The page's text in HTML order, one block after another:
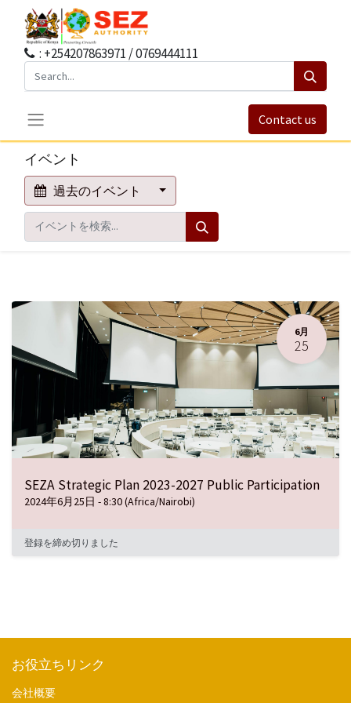
: +254207863971 / 0769444111
Contact us
イベント
過去のイベント
6月
25
SEZA Strategic Plan 2023-2027 Public Participation
2024年6月25日 -8:30(Africa/Nairobi)
登録を締め切りました
お役立ちリンク
会社概要